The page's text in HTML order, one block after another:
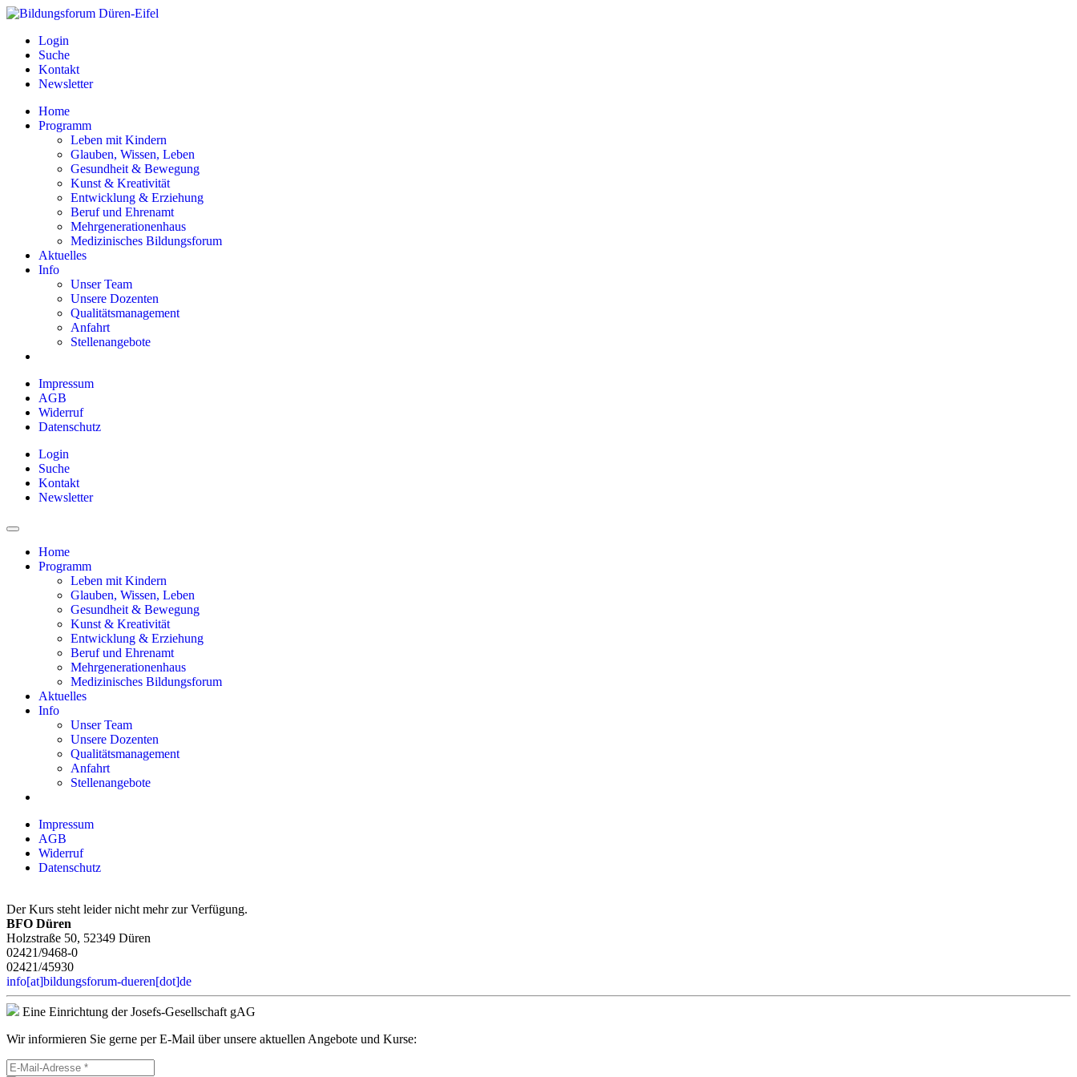
Login
Suche
Kontakt
Newsletter
Home
Programm
Leben mit Kindern
Glauben, Wissen, Leben
Gesundheit & Bewegung
Kunst & Kreativität
Entwicklung & Erziehung
Beruf und Ehrenamt
Mehrgenerationenhaus
Medizinisches Bildungsforum
Aktuelles
Info
Unser Team
Unsere Dozenten
Qualitätsmanagement
Anfahrt
Stellenangebote
Impressum
AGB
Widerruf
Datenschutz
Login
Suche
Kontakt
Newsletter
Home
Programm
Leben mit Kindern
Glauben, Wissen, Leben
Gesundheit & Bewegung
Kunst & Kreativität
Entwicklung & Erziehung
Beruf und Ehrenamt
Mehrgenerationenhaus
Medizinisches Bildungsforum
Aktuelles
Info
Unser Team
Unsere Dozenten
Qualitätsmanagement
Anfahrt
Stellenangebote
Impressum
AGB
Widerruf
Datenschutz
Der Kurs steht leider nicht mehr zur Verfügung.
BFO Düren
Holzstraße 50, 52349 Düren
02421/9468-0
02421/45930
info[at]bildungsforum-dueren[dot]de
Eine Einrichtung der Josefs-Gesellschaft gAG
Wir informieren Sie gerne per E-Mail über unsere aktuellen Angebote und Kurse: